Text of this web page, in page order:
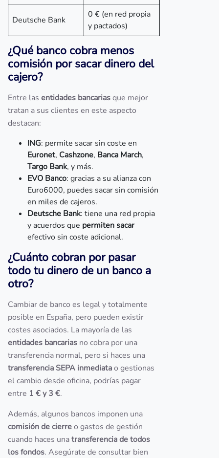
Deutsche Bank
0 € (en red propia
y pactados)
¿Qué banco cobra menos
comisión por sacar dinero del
cajero?
Entre las entidades bancariasque mejor
tratan a sus clientes en este aspecto
destacan:
ING: permite sacar sin coste en
Euronet, Cashzone, Banca March,
Targo Bank, y más.
EVO Banco: gracias a su alianza con
Euro6000, puedes sacar sin comisión
en miles de cajeros.
Deutsche Bank: tiene una red propia
y acuerdos que permiten sacar
efectivo sin coste adicional.
¿Cuánto cobran por pasar
todo tu dinero de un banco a
otro?
Cambiar de banco es legal y totalmente
posible en España, pero pueden existir
costes asociados. La mayoría de las
entidades bancarias no cobra por una
transferencia normal, pero si haces una
transferencia SEPA inmediatao gestionas
el cambio desde oficina, podrías pagar
entre 1 € y 3 €.
Además, algunos bancos imponen una
comisión de cierreo gastos de gestión
cuando haces unatransferencia de todos
los fondos. Asegúrate de consultar bien